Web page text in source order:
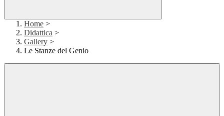
Home >
Didattica >
Gallery >
Le Stanze del Genio